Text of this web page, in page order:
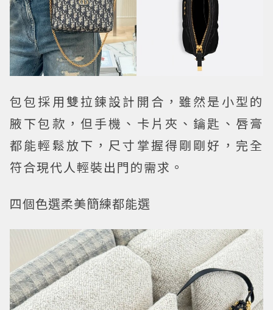
包包採用雙拉鍊設計開合，雖然是小型的
腋下包款，但手機、卡片夾、鑰匙、唇膏
都能輕鬆放下，尺寸掌握得剛剛好，完全
符合現代人輕裝出門的需求。
四個色選柔美簡練都能選